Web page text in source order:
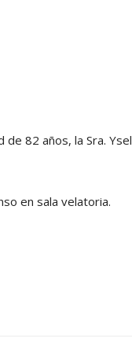
82 años, la Sra. Ysel
en sala velatoria.